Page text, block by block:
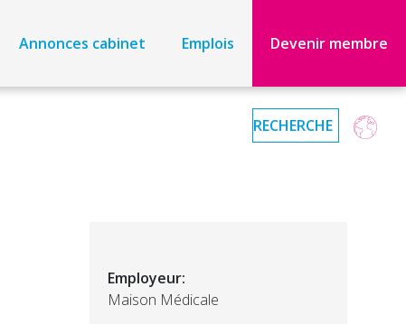
Annonces cabinet Emplois Devenir membre
Employeur:
Maison Médicale